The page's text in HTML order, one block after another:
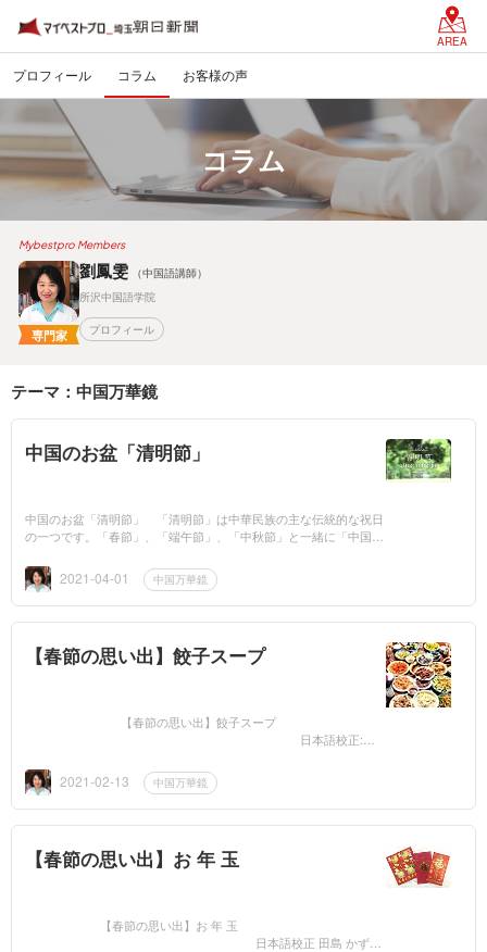
AREA
プロフィール コラム お客様の声
コラム
Mybestpro Members
専門家
劉鳳雯
（中国語講師）
所沢中国語学院
プロフィール
テーマ：中国万華鏡
中国のお盆「清明節」
中国のお盆「清明節」 「清明節」は中華民族の主な伝統的な祝日
の一つです。「春節」、「端午節」、「中秋節」と一緒に「中国四
祖供養です。日に...
2021-04-01 中国万華鏡
【春節の思い出】餃子スープ
【春節の思い出】餃子スープ
日本語校正:迪
ている伝統的な祝...
2021-02-13 中国万華鏡
【春節の思い出】お 年 玉
【春節の思い出】お 年 玉
日本語校正 田島 かず